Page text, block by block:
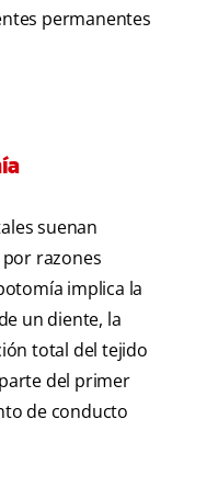
permanentes
suenan
razones
implica la
un diente, la
total del tejido
del primer
de conducto